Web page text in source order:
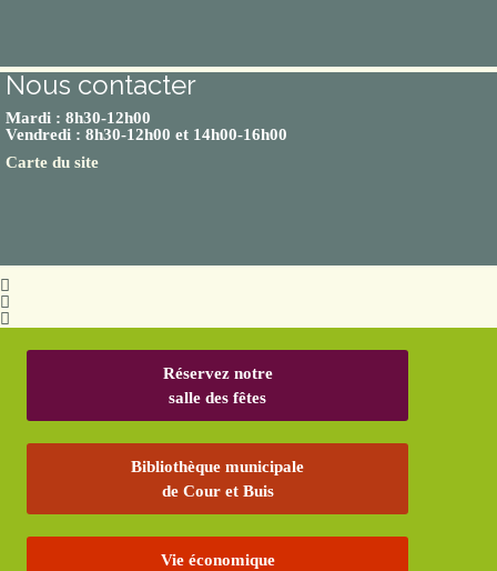
Nous contacter
Mardi : 8h30-12h00
Vendredi : 8h30-12h00 et 14h00-16h00
Carte du site
Réservez notre
salle des fêtes
Bibliothèque municipale
de Cour et Buis
Vie économique